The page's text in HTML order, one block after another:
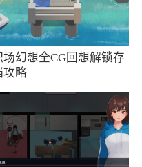
机制，追书更神速
、热门推荐、品质好
大数据测评，寻找
页面
场幻想全CG回想解锁存
攻略